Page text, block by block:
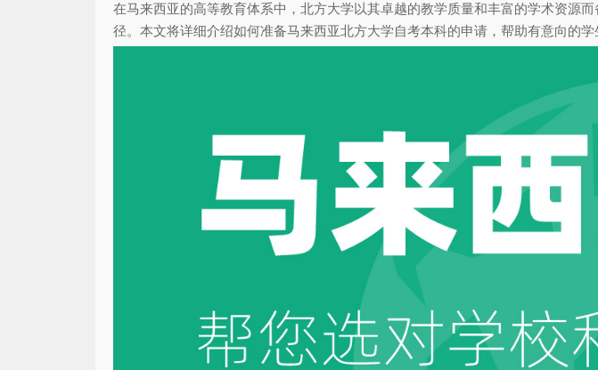
在马来西亚的高等教育体系中，北方大学以其卓越的教学质量和丰富的学术资源
径。本文将详细介绍如何准备马来西亚北方大学自考本科的申请，帮助有意向的学